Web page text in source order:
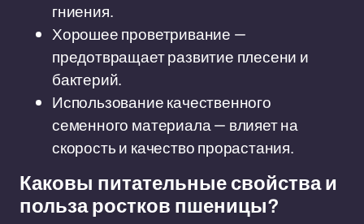
гниения.
Хорошее проветривание —
предотвращает развитие плесени и
бактерий.
Использование качественного
семенного материала — влияет на
скорость и качество прорастания.
Каковы питательные свойства и
польза ростков пшеницы?